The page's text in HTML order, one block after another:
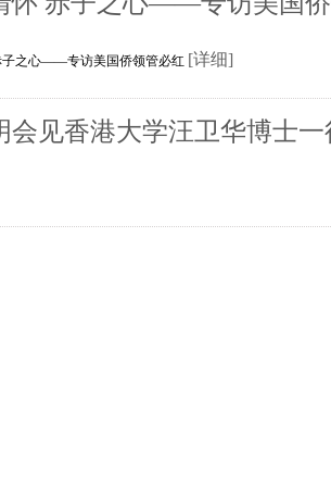
子之心——专访美国侨领管必红 [详细]
会见香港大学汪卫华博士一